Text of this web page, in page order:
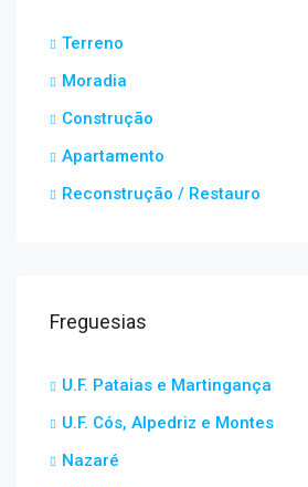
Terreno
Moradia
Construção
Apartamento
Reconstrução / Restauro
Freguesias
U.F. Pataias e Martingança
U.F. Cós, Alpedriz e Montes
Nazaré